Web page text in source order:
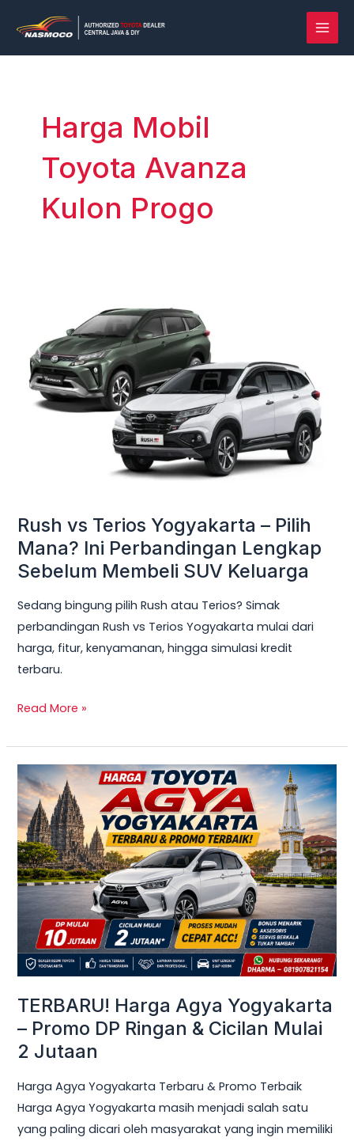
konten
Harga Mobil
Toyota Avanza
Kulon Progo
Rush vs Terios Yogyakarta – Pilih
Mana? Ini Perbandingan Lengkap
Sebelum Membeli SUV Keluarga
Sedang bingung pilih Rush atau Terios? Simak
perbandingan Rush vs Terios Yogyakarta mulai dari
harga, fitur, kenyamanan, hingga simulasi kredit
terbaru.
Yogyakarta
Pilih
Membeli
SUV
Keluarga
Read More »
TERBARU! Harga Agya Yogyakarta
– Promo DP Ringan & Cicilan Mulai
2 Jutaan
Harga Agya Yogyakarta Terbaru & Promo Terbaik
Harga Agya Yogyakarta masih menjadi salah satu
yang paling dicari oleh masyarakat yang ingin memiliki
TERBARU!
Harga
Agya
Yogyakarta
–
Promo
DP
Ringan
Cicilan
2
Jutaan
pagination